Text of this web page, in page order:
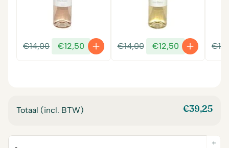
€14,00
Oorspronkelijke
prijs
€12,50
Huidige
prijs
€14,00
Oorspronkelijke
prijs
€12,50
Huidige
prijs
€
Totaal (incl. BTW) €39,25
+